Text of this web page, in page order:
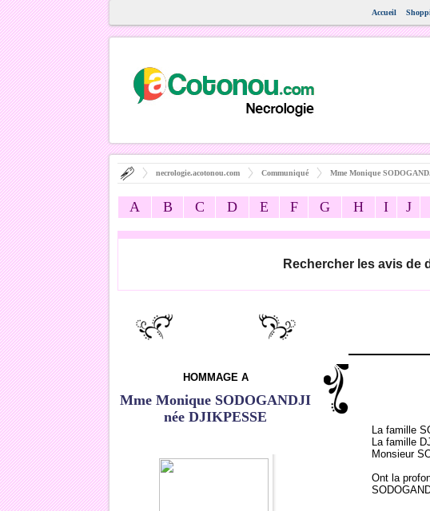
Accueil
necrologie.acotonou.com Communiqué Mme Monique
A B C D E F G H I J
Rechercher les avis de
HOMMAGE A
Mme Monique SODOGANDJI
née DJIKPESSE
La famille
La famille
Monsieur
Ont la